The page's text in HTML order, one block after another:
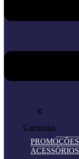
Home
Categorias
PROMOÇÕES
ACESSÓRIOS